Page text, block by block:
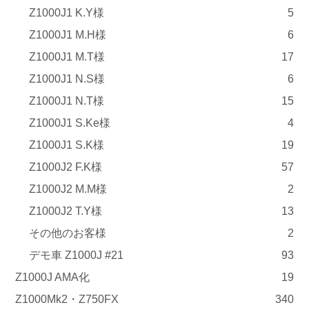
Z1000J1 K.Y様
5
Z1000J1 M.H様
6
Z1000J1 M.T様
17
Z1000J1 N.S様
6
Z1000J1 N.T様
15
Z1000J1 S.Ke様
4
Z1000J1 S.K様
19
Z1000J2 F.K様
57
Z1000J2 M.M様
2
Z1000J2 T.Y様
13
その他のお客様
2
デモ車 Z1000J #21
93
Z1000J AMA化
19
Z1000Mk2・Z750FX
340